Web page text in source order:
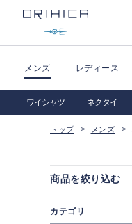
メンズ レディース
ワイシャツ ネクタイ
トップ メンズ
商品を絞り込む
カテゴリ